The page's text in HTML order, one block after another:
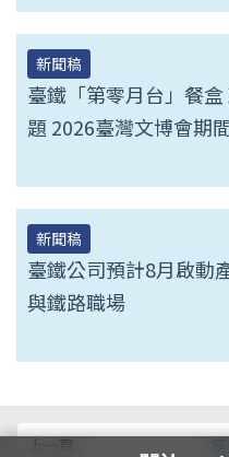
新聞稿
臺鐵「第零月台」餐
題 2026臺灣文博會期
新聞稿
臺鐵公司預計8月啟動
與鐵路職場
上一頁